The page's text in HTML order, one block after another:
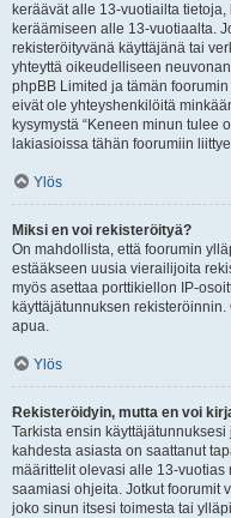
keräävät alle 13-vuotiailta
keräämiseen alle 13-vuotiaalta.
rekisteröityvänä käyttäjänä tai
yhteyttä oikeudelliseen
phpBB Limited ja tämän
eivät ole yhteyshenkilöitä
kysymystä “Keneen minun tulee
lakiasioissa tähän foorumiin
Ylös
Miksi en voi rekisteröityä?
On mahdollista, että foorumin
estääkseen uusia vierailijoita
myös asettaa porttikiellon IP-
käyttäjätunnuksen
apua.
Ylös
Rekisteröidyin, mutta en voi
Tarkista ensin
kahdesta asiasta on saattanut
määrittelit olevasi alle 13-
saamiasi ohjeita. Jotkut foorumit
joko sinun itsesi toimesta tai